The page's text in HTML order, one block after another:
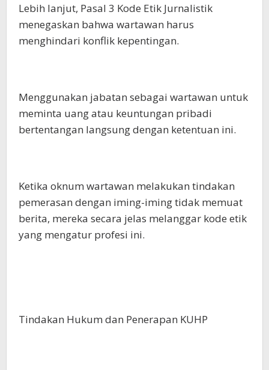
Lebih lanjut, Pasal 3 Kode Etik Jurnalistik
menegaskan bahwa wartawan harus
menghindari konflik kepentingan.
Menggunakan jabatan sebagai wartawan untuk
meminta uang atau keuntungan pribadi
bertentangan langsung dengan ketentuan ini.
Ketika oknum wartawan melakukan tindakan
pemerasan dengan iming-iming tidak memuat
berita, mereka secara jelas melanggar kode etik
yang mengatur profesi ini.
Tindakan Hukum dan Penerapan KUHP